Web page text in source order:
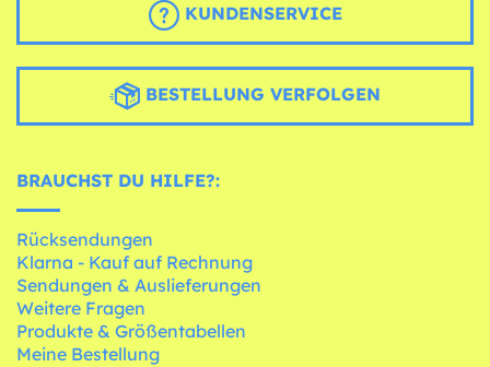
KUNDENSERVICE
BESTELLUNG VERFOLGEN
BRAUCHST DU HILFE?:
Rücksendungen
Klarna - Kauf auf Rechnung
Sendungen & Auslieferungen
Weitere Fragen
Produkte & Größentabellen
Meine Bestellung